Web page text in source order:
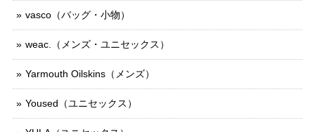
vasco（バッグ・小物）
weac.（メンズ・ユニセックス）
Yarmouth Oilskins（メンズ）
Yoused（ユニセックス）